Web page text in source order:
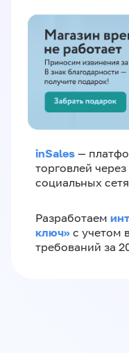
inSales —
торговлей
социальных
Разработаем
ключ»‎ с учетом
требований за